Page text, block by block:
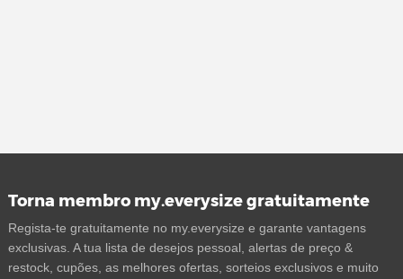
Torna membro my.everysize gratuitamente
Regista-te gratuitamente no my.everysize e garante vantagens
exclusivas. A tua lista de desejos pessoal, alertas de preço &
restock, cupões, as melhores ofertas, sorteios exclusivos e muito